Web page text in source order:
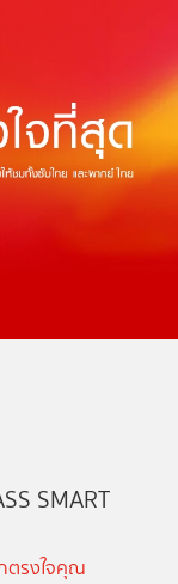
SMART
ตรงใจคุณ